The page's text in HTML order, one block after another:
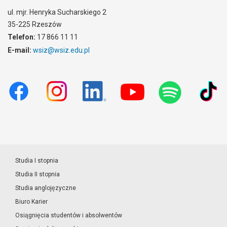
ul. mjr. Henryka Sucharskiego 2
35-225 Rzeszów
Telefon: 17 866 11 11
E-mail: wsiz@wsiz.edu.pl
Studia I stopnia
Studia II stopnia
Studia anglojęzyczne
Biuro Karier
Osiągnięcia studentów i absolwentów